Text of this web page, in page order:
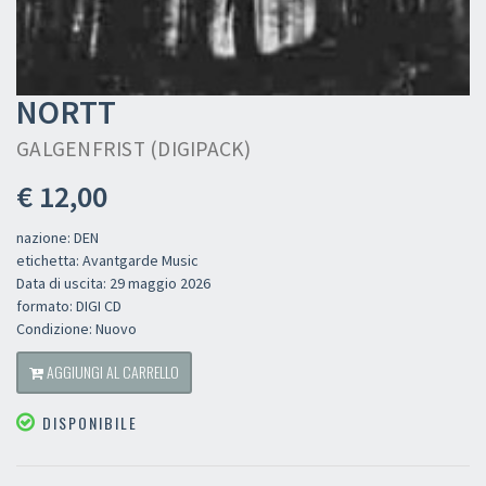
NORTT
GALGENFRIST (DIGIPACK)
€ 12,00
nazione: DEN
etichetta: Avantgarde Music
Data di uscita: 29 maggio 2026
formato: DIGI CD
Condizione: Nuovo
AGGIUNGI AL CARRELLO
DISPONIBILE